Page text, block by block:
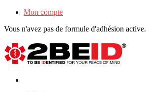
Mon compte
Vous n'avez pas de formule d'adhésion active.